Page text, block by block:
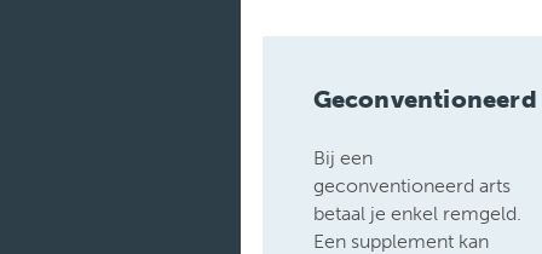
Geconventioneerd
Bij een
geconventioneerd arts
betaal je enkel remgeld.
Een supplement kan